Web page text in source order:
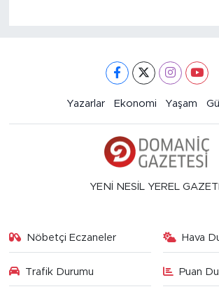
Yazarlar Ekonomi Yaşam
YENİ NESİL YEREL
Nöbetçi Eczaneler Hava
Trafik Durumu Puan